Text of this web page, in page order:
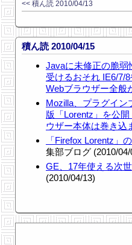
<< 積ん読 2010/04/13
積ん読 2010/04/15
Javaに未修正の脆弱
受けるおそれ IE6/7/
Webブラウザー全般
Mozilla、プラグイン
版「Lorentz」を公
ウザー本体は巻き込
「Firefox Lorentz」
集部ブログ (2010/04/
GE、17年使える次
(2010/04/13)